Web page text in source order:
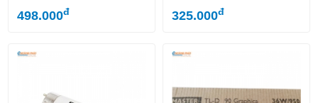
498.000đ 325.000đ